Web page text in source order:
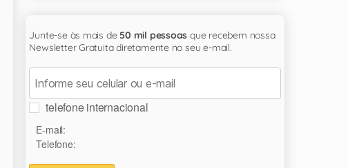
Junte-se às mais de 50 mil pessoas que recebem nossa
Newsletter Gratuita diretamente no seu e-mail.
telefone internacional
E-mail:
Telefone: